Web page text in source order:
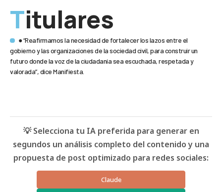
Titulares
● “Reafirmamos la necesidad de fortalecer los lazos entre el
gobierno y las organizaciones de la sociedad civil, para construir un
futuro donde la voz de la ciudadanía sea escuchada, respetada y
valorada”, dice Manifiesta.
💡 Selecciona tu IA preferida para generar en
segundos un análisis completo del contenido y una
propuesta de post optimizado para redes sociales:
Claude